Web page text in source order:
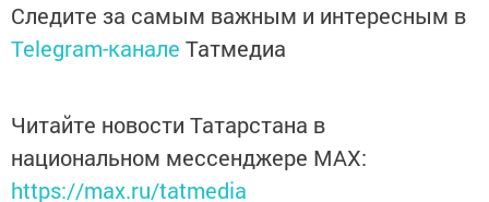
Следите за самым важным и интересным в
Telegram-канале Татмедиа
Читайте новости Татарстана в
национальном мессенджере MАХ:
https://max.ru/tatmedia